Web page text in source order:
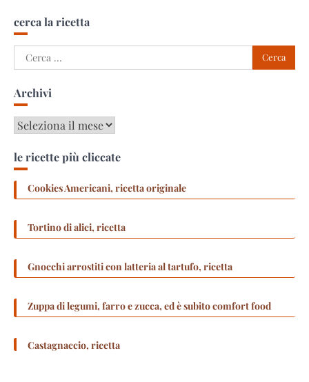
cerca la ricetta
Ricerca
per:
Archivi
Archivi
le ricette più cliccate
Cookies Americani, ricetta originale
Tortino di alici, ricetta
Gnocchi arrostiti con latteria al tartufo, ricetta
Zuppa di legumi, farro e zucca, ed è subito comfort food
Castagnaccio, ricetta